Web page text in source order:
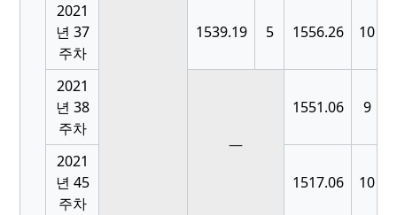
2021
년 37
주차
1539.19 5 1556.26 10
2021
년 38
주차
—
1551.06 9
2021
년 45
주차
1517.06 10